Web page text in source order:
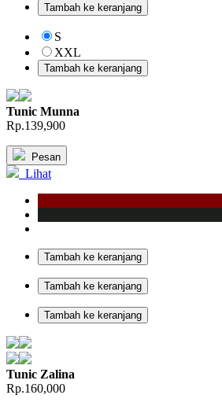
Tambah ke keranjang
S
XXL
Tambah ke keranjang
Tunic Munna
Rp.139,900
Pesan
Lihat
Tambah ke keranjang
Tambah ke keranjang
Tambah ke keranjang
Tunic Zalina
Rp.160,000